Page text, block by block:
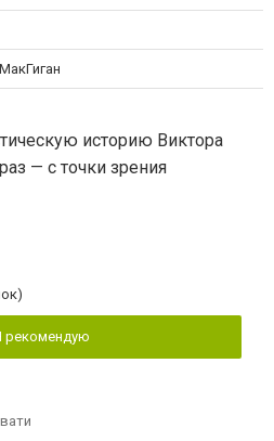
историю Виктора
— с точки зрения
рекомендую